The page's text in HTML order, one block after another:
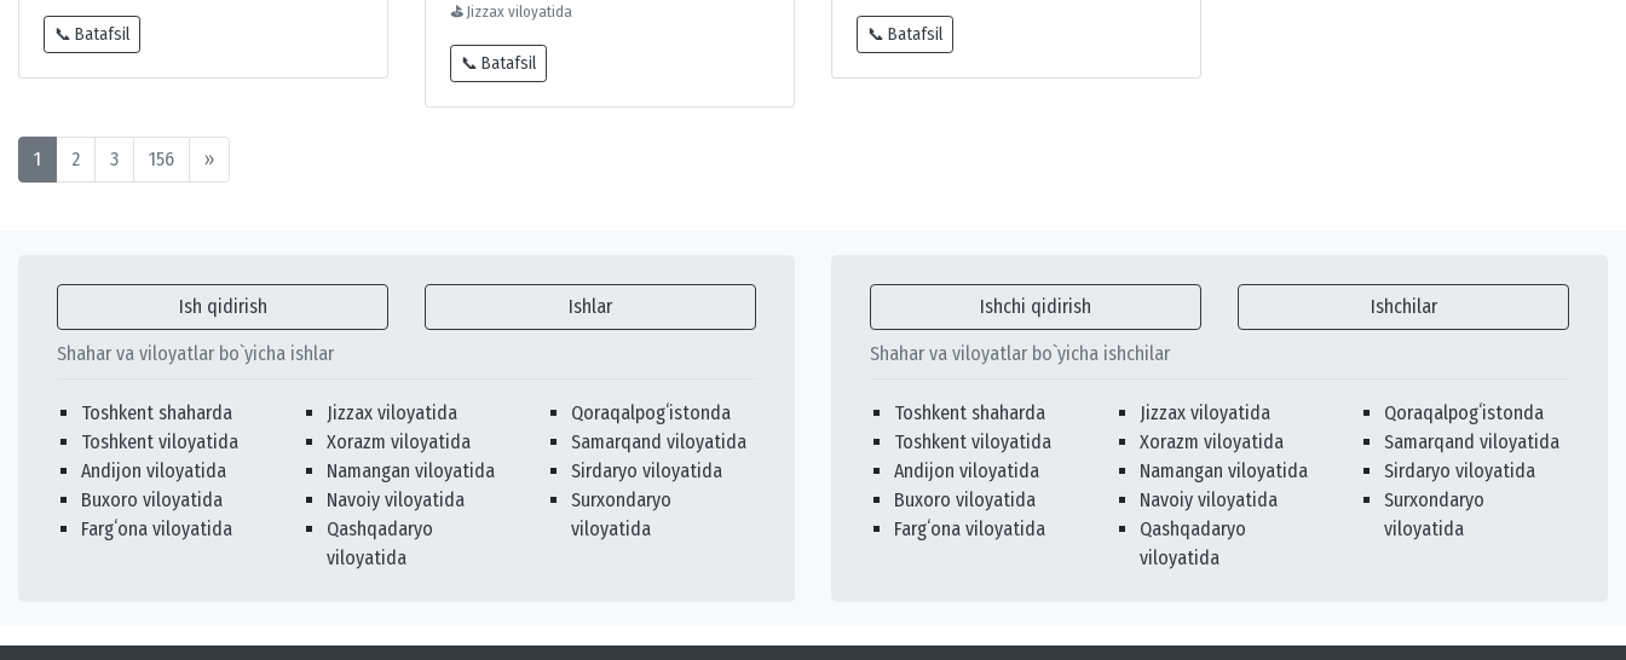
📞 Batafsil
⛳ Jizzax viloyatida
📞 Batafsil
📞 Batafsil
1 2 3 156 »
Ish qidirish Ishlar
Shahar va viloyatlar bo`yicha ishlar
Toshkent shaharda
Toshkent viloyatida
Andijon viloyatida
Buxoro viloyatida
Fargʻona viloyatida
Jizzax viloyatida
Xorazm viloyatida
Namangan viloyatida
Navoiy viloyatida
Qashqadaryo
viloyatida
Qoraqalpogʻistonda
Samarqand viloyatida
Sirdaryo viloyatida
Surxondaryo
viloyatida
Ishchi qidirish Ishchilar
Shahar va viloyatlar bo`yicha ishchilar
Toshkent shaharda
Toshkent viloyatida
Andijon viloyatida
Buxoro viloyatida
Fargʻona viloyatida
Jizzax viloyatida
Xorazm viloyatida
Namangan viloyatida
Navoiy viloyatida
Qashqadaryo
viloyatida
Qoraqalpogʻistonda
Samarqand viloyatida
Sirdaryo viloyatida
Surxondaryo
viloyatida